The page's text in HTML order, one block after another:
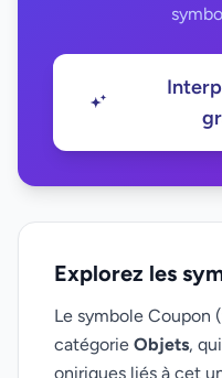
Explorez les
Le symbole Coupon
catégorie Objets,
oniriques liés à cet